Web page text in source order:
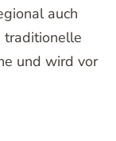
auch
traditionelle
und wird vor